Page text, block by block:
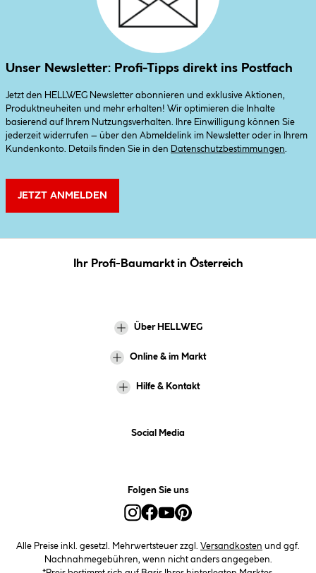
Unser Newsletter: Profi-Tipps direkt ins Postfach
Jetzt den HELLWEG Newsletter abonnieren und exklusive Aktionen,
Produktneuheiten und mehr erhalten! Wir optimieren die Inhalte
basierend auf Ihrem Nutzungsverhalten. Ihre Einwilligung können Sie
jederzeit widerrufen – über den Abmeldelink im Newsletter oder in Ihrem
Kundenkonto. Details finden Sie in den
Datenschutzbestimmungen
JETZT ANMELDEN
Ihr Profi-Baumarkt in Österreich
Über HELLWEG
Online & im Markt
Hilfe & Kontakt
Social Media
Folgen Sie uns
Alle Preise inkl. gesetzl. Mehrwertsteuer zzgl. Versandkosten und ggf.
Nachnahmegebühren, wenn nicht anders angegeben.